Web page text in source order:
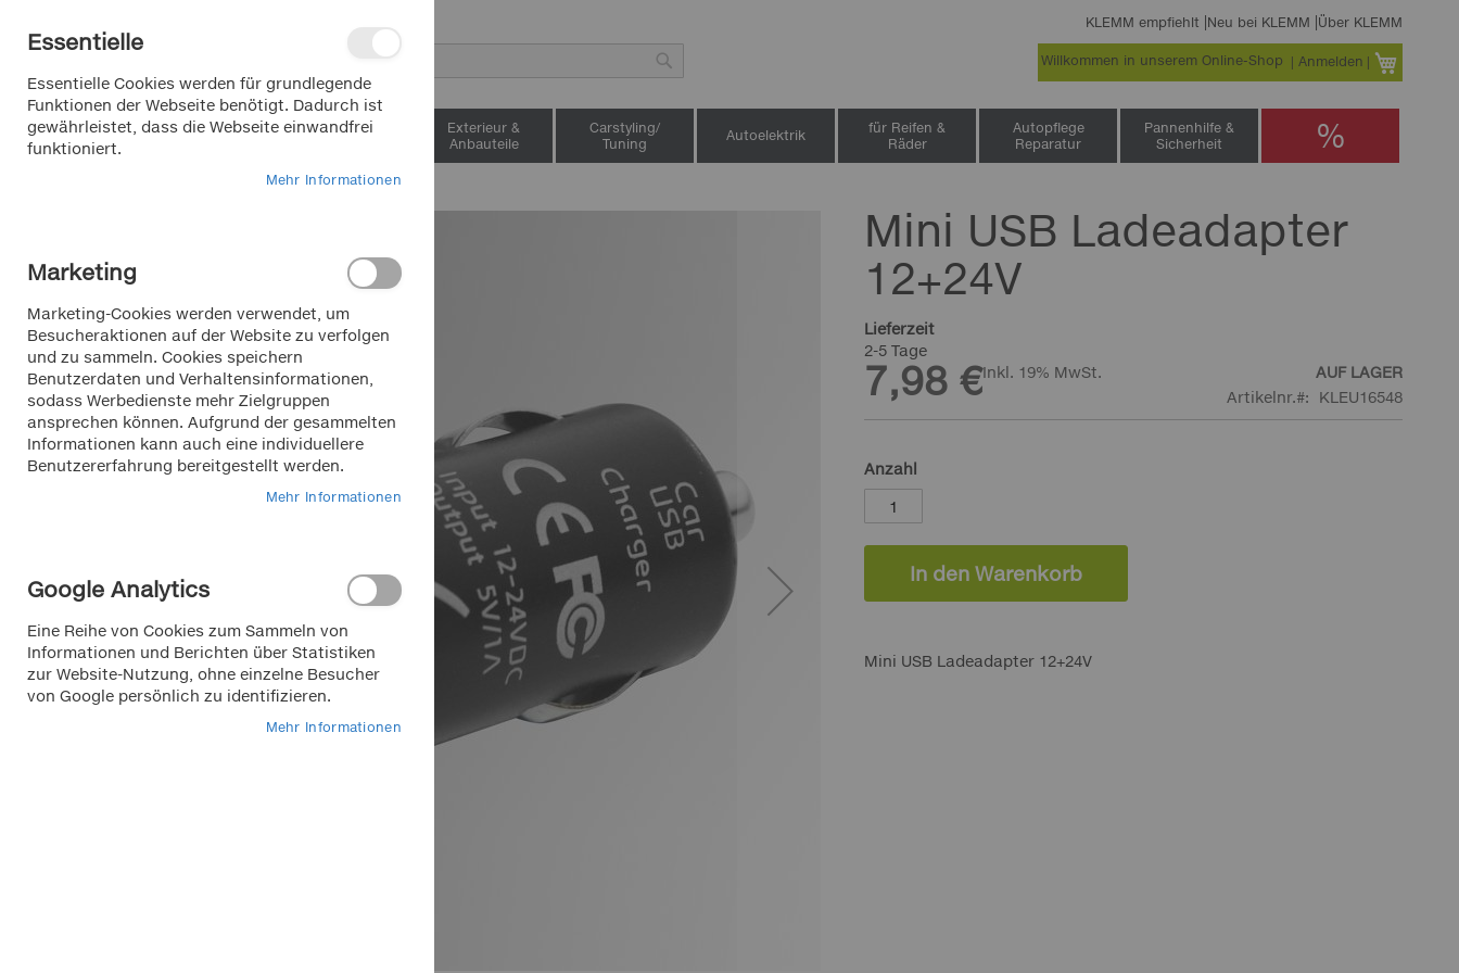
KLEMM empfiehlt Neu bei KLEMM Über KLEMM
Willkommen in unserem Online-Shop Anmelden
Suche
Interieur &
Exterieur &
Anbauteile
Carstyling/
Tuning
Autoelektrik
für Reifen &
Räder
Autopflege
Reparatur
Pannenhilfe &
Sicherheit
%
Mini USB Ladeadapter
12+24V
Lieferzeit
2-5 Tage
7,98 €Inkl. 19% MwSt.
AUF LAGER
Artikelnr.
KLEU16548
Anzahl
In den Warenkorb
Mini USB Ladeadapter 12+24V
der
Bildergalerie
Essentielle
Essentielle Cookies werden für grundlegende
Funktionen der Webseite benötigt. Dadurch ist
gewährleistet, dass die Webseite einwandfrei
funktioniert.
Mehr Informationen
Marketing
Marketing-Cookies werden verwendet, um
Besucheraktionen auf der Website zu verfolgen
und zu sammeln. Cookies speichern
Benutzerdaten und Verhaltensinformationen,
sodass Werbedienste mehr Zielgruppen
ansprechen können. Aufgrund der gesammelten
Informationen kann auch eine individuellere
Benutzererfahrung bereitgestellt werden.
Mehr Informationen
Google Analytics
Eine Reihe von Cookies zum Sammeln von
Informationen und Berichten über Statistiken
zur Website-Nutzung, ohne einzelne Besucher
von Google persönlich zu identifizieren.
Mehr Informationen